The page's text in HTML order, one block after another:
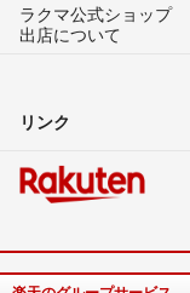
ラクマ公式ショップ
出店について
リンク